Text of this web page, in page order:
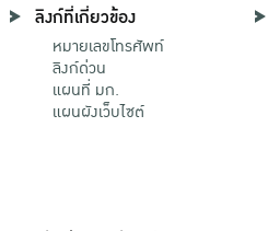
ลิงก์ที่เกี่ยวข้อง
หมายเลขโทรศัพท์
ลิงก์ด่วน
แผนที่ มก.
แผนผังเว็บไซต์